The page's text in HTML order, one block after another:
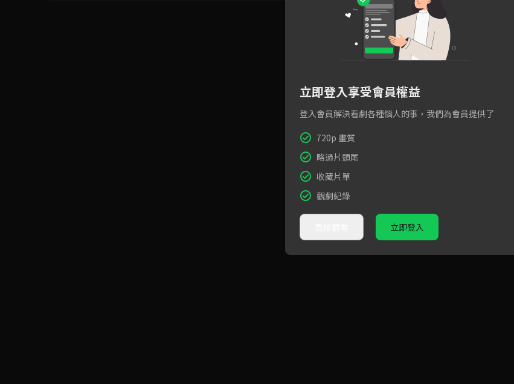
立即登入享受會員權益
登入會員解決看劇各種惱人的事，我們為會員提供了
720p 畫質
略過片頭尾
收藏片單
觀劇紀錄
立即登入